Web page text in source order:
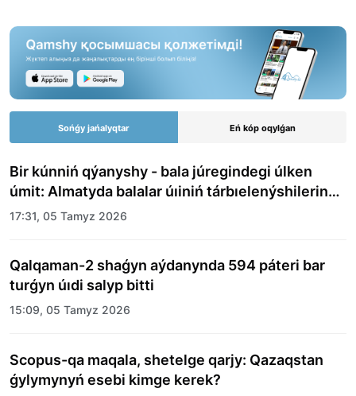
Sońǵy jańalyqtar Eń kóp oqylǵan
Bir kúnniń qýanyshy - bala júregindegi úlken
úmit: Almatyda balalar úıiniń tárbıelenýshilerine
merekelik kún uıymdastyryldy
17:31, 05 Tamyz 2026
Qalqaman-2 shaǵyn aýdanynda 594 páteri bar
turǵyn úıdi salyp bitti
15:09, 05 Tamyz 2026
Scopus-qa maqala, shetelge qarjy: Qazaqstan
ǵylymynyń esebi kimge kerek?